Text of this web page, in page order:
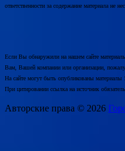
ответственности за содержание материала не
Если Вы обнаружили на нашем сайте
Вам, Вашей компании или организации,
На сайте могут быть опубликованы материалы
При цитировании ссылка на источник
Авторские права © 2026